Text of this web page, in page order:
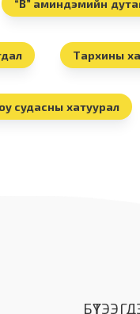
“В” аминдэмийн
Тархины
судасны хатуурал